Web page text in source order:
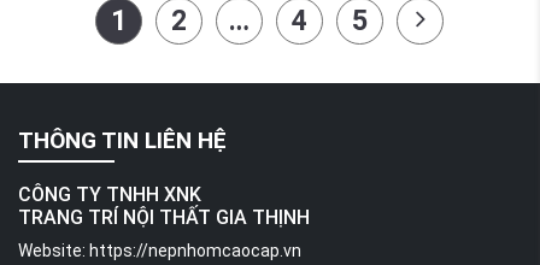
1 2 … 4 5
THÔNG TIN LIÊN HỆ
CÔNG TY TNHH XNK
TRANG TRÍ NỘI THẤT GIA THỊNH
Website: https://nepnhomcaocap.vn